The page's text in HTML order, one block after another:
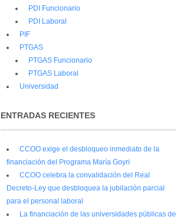
PDI Funcionario
PDI Laboral
PIF
PTGAS
PTGAS Funcionario
PTGAS Laboral
Universidad
ENTRADAS RECIENTES
CCOO exige el desbloqueo inmediato de la
financiación del Programa María Goyri
CCOO celebra la convalidación del Real
Decreto-Ley que desbloquea la jubilación parcial
para el personal laboral
La financiación de las universidades públicas de